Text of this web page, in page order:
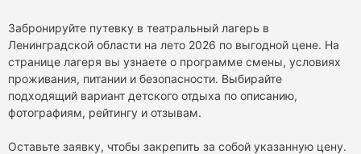
Забронируйте путевку в театральный лагерь в
Ленинградской области на лето 2026 по выгодной цене. На
странице лагеря вы узнаете о программе смены, условиях
проживания, питании и безопасности. Выбирайте
подходящий вариант детского отдыха по описанию,
фотографиям, рейтингу и отзывам.
Оставьте заявку, чтобы закрепить за собой указанную цену.